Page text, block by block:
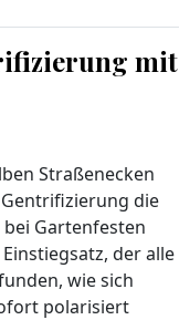
mit
Straßenecken
die
Gartenfesten
der alle
wie sich
polarisiert